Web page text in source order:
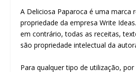
A Deliciosa Paparoca é uma marca
propriedade da empresa Write
em contrário, todas as receitas,
são propriedade intelectual da
Para qualquer tipo de utilização,